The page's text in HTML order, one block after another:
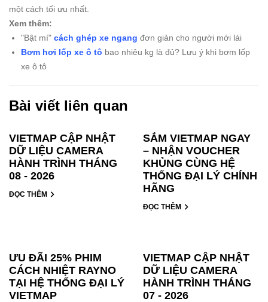
một cách tối ưu nhất.
Xem thêm:
"Bật mí" cách ghép xe ngang đơn giản cho người mới lái
Bơm hơi lốp xe ô tô bao nhiêu kg là đủ? Lưu ý khi bơm lốp
xe ô tô
Bài viết liên quan
VIETMAP CẬP NHẬT
DỮ LIỆU CAMERA
HÀNH TRÌNH THÁNG
08 - 2026
ĐỌC THÊM
SẮM VIETMAP NGAY
– NHẬN VOUCHER
KHỦNG CÙNG HỆ
THỐNG ĐẠI LÝ CHÍNH
HÃNG
ĐỌC THÊM
ƯU ĐÃI 25% PHIM
CÁCH NHIỆT RAYNO
TẠI HỆ THỐNG ĐẠI LÝ
VIETMAP
VIETMAP CẬP NHẬT
DỮ LIỆU CAMERA
HÀNH TRÌNH THÁNG
07 - 2026